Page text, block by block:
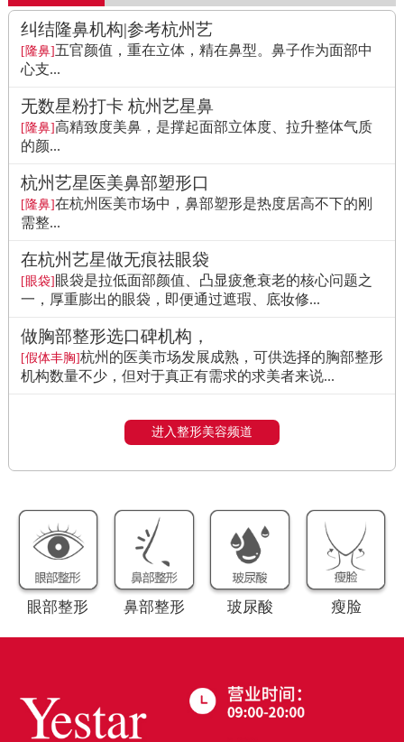
纠结隆鼻机构|参考杭州艺
[隆鼻]五官颜值，重在立体，精在鼻型。鼻子作为面部中
心支...
无数星粉打卡 杭州艺星鼻
[隆鼻]高精致度美鼻，是撑起面部立体度、拉升整体气质
的颜...
杭州艺星医美鼻部塑形口
[隆鼻]在杭州医美市场中，鼻部塑形是热度居高不下的刚
需整...
在杭州艺星做无痕祛眼袋
[眼袋]眼袋是拉低面部颜值、凸显疲惫衰老的核心问题之
一，厚重膨出的眼袋，即便通过遮瑕、底妆修...
做胸部整形选口碑机构，
[假体丰胸]杭州的医美市场发展成熟，可供选择的胸部整形
机构数量不少，但对于真正有需求的求美者来说...
进入整形美容频道
眼部整形 鼻部整形 玻尿酸 瘦脸